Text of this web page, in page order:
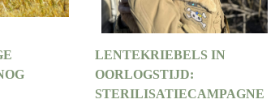
LENTEKRIEBELS IN
OORLOGSTIJD:
STERILISATIECAMPAGNE